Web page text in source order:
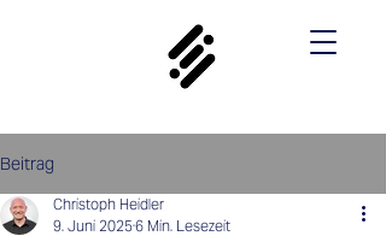
Beitrag
Christoph Heidler
9. Juni 20256 Min. Lesezeit